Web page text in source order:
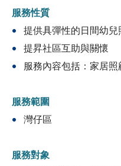
服務性質
提供具彈性的日間幼兒
提昇社區互助與關懷
服務內容包括：家居
服務範圍
灣仔區
服務對象